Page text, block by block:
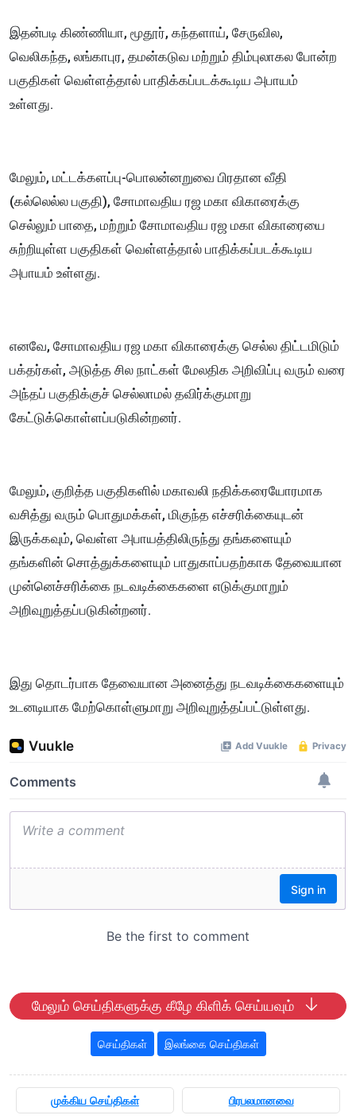
இதன்படி கிண்ணியா, மூதூர், கந்தளாய், சேருவில,
வெலிகந்த, லங்காபுர, தமன்கடுவ மற்றும் திம்புலாகல போன்ற
பகுதிகள் வெள்ளத்தால் பாதிக்கப்படக்கூடிய அபாயம்
உள்ளது.
மேலும், மட்டக்களப்பு-பொலன்னறுவை பிரதான வீதி
(கல்லெல்ல பகுதி), சோமாவதிய ரஜ மகா விகாரைக்கு
செல்லும் பாதை, மற்றும் சோமாவதிய ரஜ மகா விகாரையை
சுற்றியுள்ள பகுதிகள் வெள்ளத்தால் பாதிக்கப்படக்கூடிய
அபாயம் உள்ளது.
எனவே, சோமாவதிய ரஜ மகா விகாரைக்கு செல்ல திட்டமிடும்
பக்தர்கள், அடுத்த சில நாட்கள் மேலதிக அறிவிப்பு வரும் வரை
அந்தப் பகுதிக்குச் செல்லாமல் தவிர்க்குமாறு
கேட்டுக்கொள்ளப்படுகின்றனர்.
மேலும், குறித்த பகுதிகளில் மகாவலி நதிக்கரையோரமாக
வசித்து வரும் பொதுமக்கள், மிகுந்த எச்சரிக்கையுடன்
இருக்கவும், வெள்ள அபாயத்திலிருந்து தங்களையும்
தங்களின் சொத்துக்களையும் பாதுகாப்பதற்காக தேவையான
முன்னெச்சரிக்கை நடவடிக்கைகளை எடுக்குமாறும்
அறிவுறுத்தப்படுகின்றனர்.
இது தொடர்பாக தேவையான அனைத்து நடவடிக்கைகளையும்
உடனடியாக மேற்கொள்ளுமாறு அறிவுறுத்தப்பட்டுள்ளது.
மேலும் செய்திகளுக்கு கீழே கிளிக் செய்யவும்
செய்திகள் இலங்கை செய்திகள்
முக்கிய செய்திகள் பிரபலமானவை